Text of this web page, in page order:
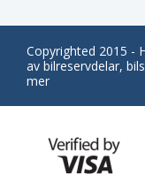
Copyrighted 2015 -
av bilreservdelar,
mer